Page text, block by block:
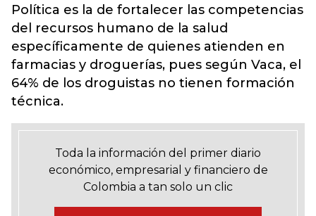
Política es la de fortalecer las competencias
del recursos humano de la salud
específicamente de quienes atienden en
farmacias y droguerías, pues según Vaca, el
64% de los droguistas no tienen formación
técnica.
Toda la información del primer diario
económico, empresarial y financiero de
Colombia a tan solo un clic